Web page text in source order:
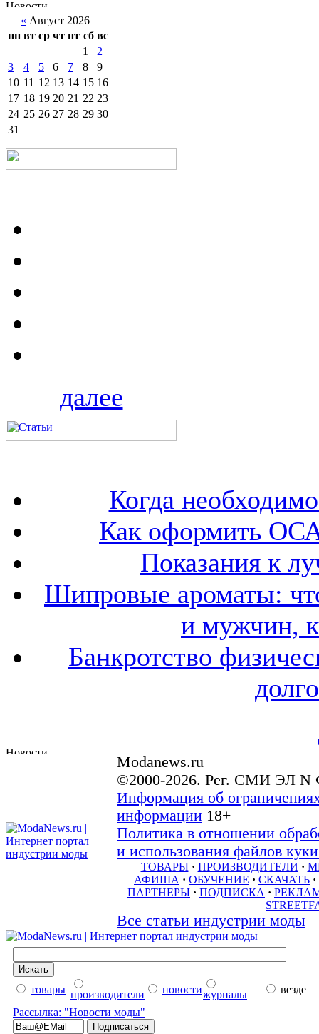
« Август 2026
пн вт ср чт пт сб вс
1
2
3
4 5 6 7 8
9
10 11 12 13 14 15 16
17 18 19 20 21 22 23
24 25 26 27 28 29 30
31
далее
Когда
Как оформить
Показания к
Шипровые ароматы:
и мужчин,
Банкротство
Modanews.ru
©2000-2026. Рег. СМИ ЭЛ N
Информация об
информации 18+
Политика в отношении
и использования файлов
ТОВАРЫ · ПРОИЗВОДИТЕЛИ ·
АФИША · ОБУЧЕНИЕ · СКАЧАТЬ ·
ПАРТНЕРЫ · ПОДПИСКА ·
Все статьи индустрии моды
товары производители новостижурналы
везде
Рассылка: "Новости моды"